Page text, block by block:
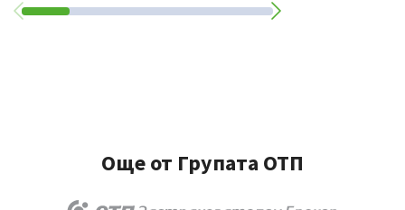
Още от Групата ОТП